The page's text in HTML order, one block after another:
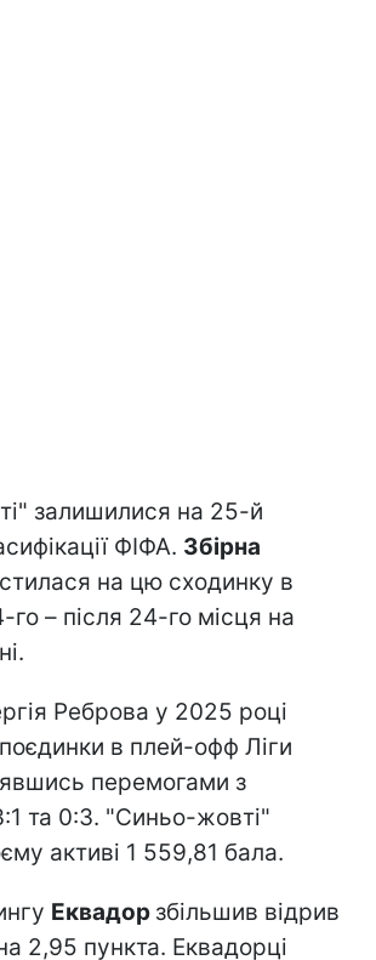
залишилися на 25-й
ФІФА. Збірна
на цю сходинку в
– після 24-го місця на
Реброва у 2025 році
в плей-офф Ліги
перемогами з
та 0:3. "Синьо-жовті"
активі 1 559,81 бала.
Еквадор збільшив відрив
2,95 пункта. Еквадорці